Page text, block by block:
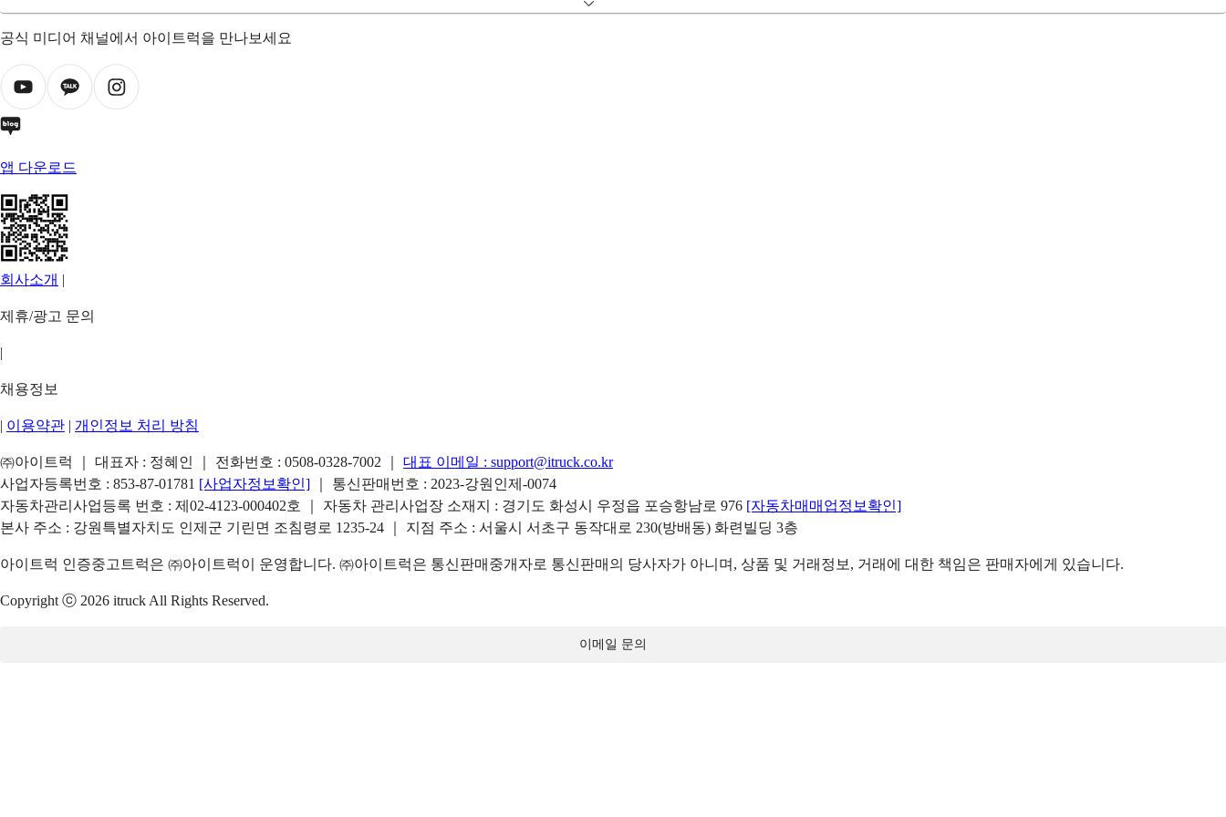
공식 미디어 채널에서 아이트럭을 만나보세요
앱 다운로드
회사소개 |
제휴/광고 문의
|
채용정보
| 이용약관 | 개인정보 처리 방침
㈜아이트럭 ｜ 대표자 : 정혜인 ｜ 전화번호 : 0508-0328-7002 대표 이메일 : support@itruck.co.kr
사업자등록번호 : 853-87-01781 [사업자정보확인]
｜ 통신판매번호 : 2023-강원인제-0074
자동차관리사업등록 번호 : 제02-4123-000402호 ｜ 자동차 관리사업장 소재지 : 경기도 화성시 우정읍 포승항남로 976 [자동차매매업정보확인]
본사 주소 : 강원특별자치도 인제군 기린면 조침령로 1235-24 ｜ 지점 주소 : 서울시 서초구 동작대로 230(방배동) 화련빌딩 3층
아이트럭 인증중고트럭은 ㈜아이트럭이 운영합니다. ㈜아이트럭은 통신판매중개자로 통신판매의 당사자가 아니며, 상품 및 거래정보, 거래에 대한 책임은 판매자에게 있습니다.
Copyright ⓒ 2026 itruck All Rights Reserved.
이메일 문의